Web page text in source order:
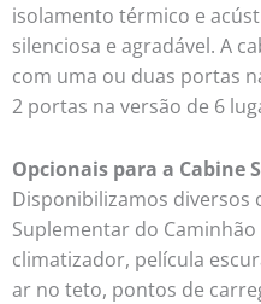
isolamento térmico e
silenciosa e agradável. A
com uma ou duas portas
2 portas na versão de 6
Opcionais para a Cabine
Disponibilizamos diversos
Suplementar do Caminhão
climatizador, película
ar no teto, pontos de